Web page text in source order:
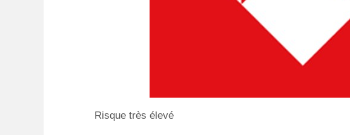
Risque très élevé